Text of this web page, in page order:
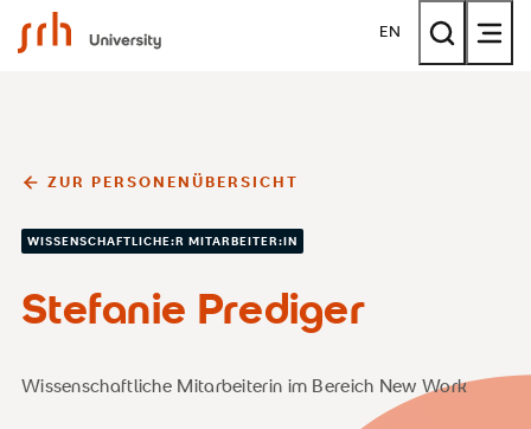
SRH University EN
ZUR PERSONENÜBERSICHT
WISSENSCHAFTLICHE:R MITARBEITER:IN
Stefanie Prediger
Wissenschaftliche Mitarbeiterin im Bereich New Work